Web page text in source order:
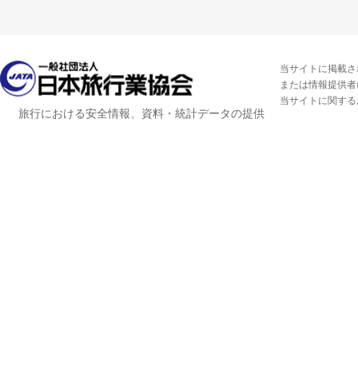
旅行における安全情報、資料・統計データの提供
当サイトに掲載
または情報提供
当サイトに関す